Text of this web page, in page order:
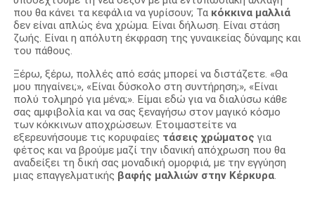
που θα κάνει τα κεφάλια να γυρίσουν; Τα κόκκινα μαλλιά
δεν είναι απλώς ένα χρώμα. Είναι δήλωση. Είναι στάση
ζωής. Είναι η απόλυτη έκφραση της γυναικείας δύναμης και
του πάθους.
Ξέρω, ξέρω, πολλές από εσάς μπορεί να διστάζετε. «Θα
μου πηγαίνει;», «Είναι δύσκολο στη συντήρηση;», «Είναι
πολύ τολμηρό για μένα;». Είμαι εδώ για να διαλύσω κάθε
σας αμφιβολία και να σας ξεναγήσω στον μαγικό κόσμο
των κόκκινων αποχρώσεων. Ετοιμαστείτε να
εξερευνήσουμε τις κορυφαίες τάσεις χρώματος για
φέτος και να βρούμε μαζί την ιδανική απόχρωση που θα
αναδείξει τη δική σας μοναδική ομορφιά, με την εγγύηση
μιας επαγγελματικής βαφής μαλλιών στην Κέρκυρα.